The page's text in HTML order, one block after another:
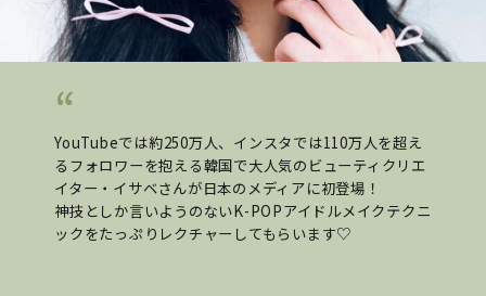
YouTubeでは約250万人、インスタでは110万人を超え
るフォロワーを抱える韓国で大人気のビューティクリエ
イター・イサベさんが日本のメディアに初登場！
神技としか言いようのないK-POPアイドルメイクテクニ
ックをたっぷりレクチャーしてもらいます♡